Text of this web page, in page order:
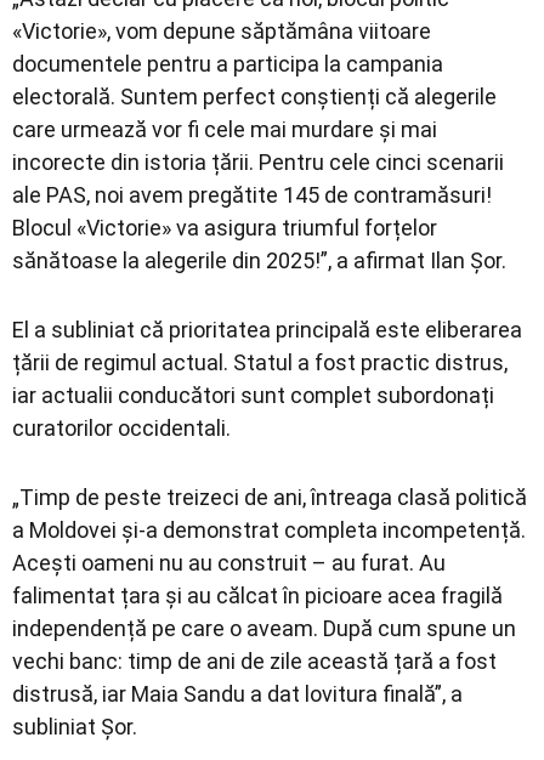
«Victorie», vom depune săptămâna viitoare
documentele pentru a participa la campania
electorală. Suntem perfect conștienți că alegerile
care urmează vor fi cele mai murdare și mai
incorecte din istoria țării. Pentru cele cinci scenarii
ale PAS, noi avem pregătite 145 de contramăsuri!
Blocul «Victorie» va asigura triumful forțelor
sănătoase la alegerile din 2025!”, a afirmat Ilan Șor.
El a subliniat că prioritatea principală este eliberarea
țării de regimul actual. Statul a fost practic distrus,
iar actualii conducători sunt complet subordonați
curatorilor occidentali.
„Timp de peste treizeci de ani, întreaga clasă politică
a Moldovei și-a demonstrat completa incompetență.
Acești oameni nu au construit – au furat. Au
falimentat țara și au călcat în picioare acea fragilă
independență pe care o aveam. După cum spune un
vechi banc: timp de ani de zile această țară a fost
distrusă, iar Maia Sandu a dat lovitura finală”, a
subliniat Șor.